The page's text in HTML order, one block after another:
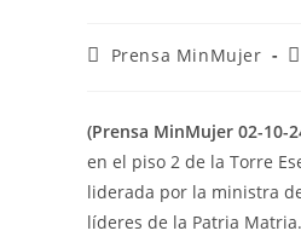
Prensa MinMujer
(Prensa MinMujer 02-10-
en el piso 2 de la Torre
liderada por la ministra
líderes de la Patria Matria.